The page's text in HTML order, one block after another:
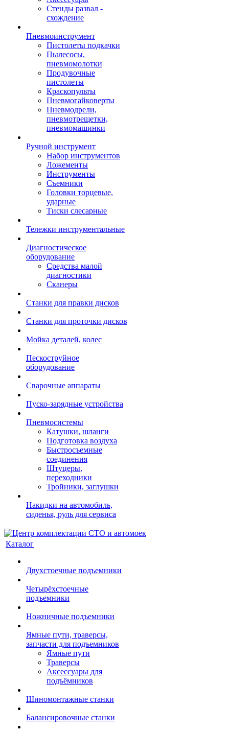
Стенды развал -
схождение
Пневмоинструмент
Пистолеты подкачки
Пылесосы,
пневмомолотки
Продувочные
пистолеты
Краскопульты
Пневмогайковерты
Пневмодрели,
пневмотрещетки,
пневмомашинки
Ручной инструмент
Набор инструментов
Ложементы
Инструменты
Съемники
Головки торцевые,
ударные
Тиски слесарные
Тележки инструментальные
Диагностическое
оборудование
Средства малой
диагностики
Сканеры
Станки для правки дисков
Станки для проточки дисков
Мойка деталей, колес
Пескоструйное
оборудование
Сварочные аппараты
Пуско-зарядные устройства
Пневмосистемы
Катушки, шланги
Подготовка воздуха
Быстросъемные
соединения
Штуцеры,
переходники
Тройники, заглушки
Накидки на автомобиль,
сиденья, руль для сервиса
Каталог
Двухстоечные подъемники
Четырёхстоечные
подъемники
Ножничные подъемники
Ямные пути, траверсы,
запчасти для подъемников
Ямные пути
Траверсы
Аксессуары для
подъёмников
Шиномонтажные станки
Балансировочные станки